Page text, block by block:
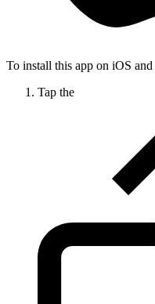
To install this app on iOS and
Tap the